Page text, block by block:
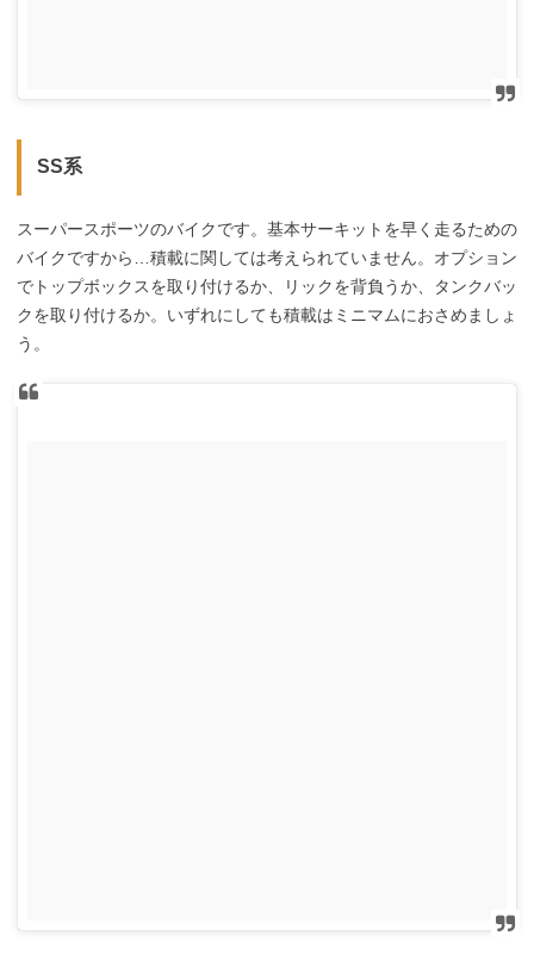
SS系
スーパースポーツのバイクです。基本サーキットを早く走るための
バイクですから…積載に関しては考えられていません。オプション
でトップボックスを取り付けるか、リックを背負うか、タンクバッ
クを取り付けるか。いずれにしても積載はミニマムにおさめましょ
う。